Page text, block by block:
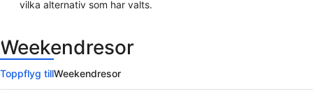
vilka alternativ som har valts.
Weekendresor
Toppflyg tillWeekendresor